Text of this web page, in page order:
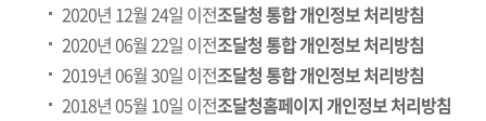
2020년 12월 24일 이전조달청 통합 개인정보 처리방침
2020년 06월 22일 이전조달청 통합 개인정보 처리방침
2019년 06월 30일 이전조달청 통합 개인정보 처리방침
2018년 05월 10일 이전조달청홈페이지 개인정보 처리방침